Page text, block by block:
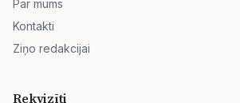
Par mums
Kontakti
Ziņo redakcijai
Rekvizīti